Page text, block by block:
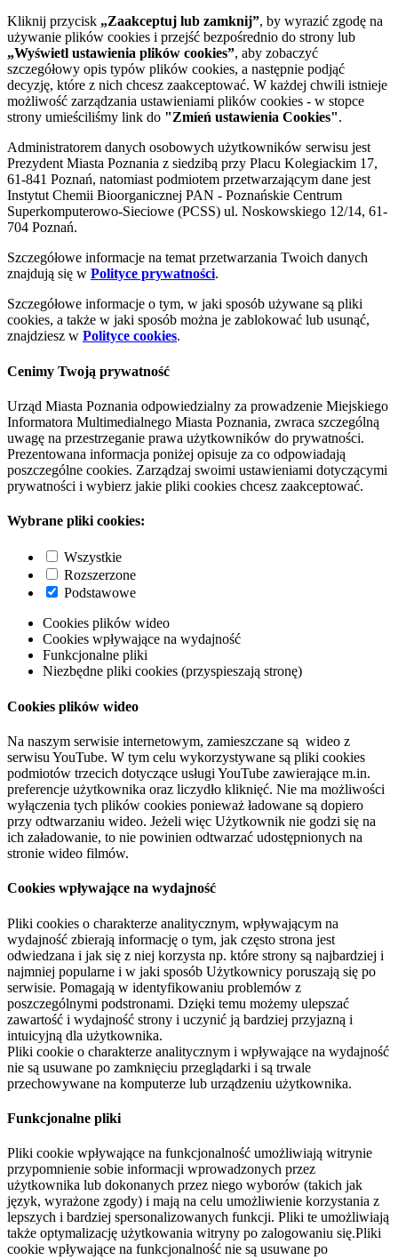
Kliknij przycisk „Zaakceptuj lub zamknij”, by wyrazić zgodę na
używanie plików cookies i przejść bezpośrednio do strony lub
„Wyświetl ustawienia plików cookies”, aby zobaczyć
szczegółowy opis typów plików cookies, a następnie podjąć
decyzję, które z nich chcesz zaakceptować. W każdej chwili istnieje
możliwość zarządzania ustawieniami plików cookies - w stopce
strony umieściliśmy link do "Zmień ustawienia Cookies".
Administratorem danych osobowych użytkowników serwisu jest
Prezydent Miasta Poznania z siedzibą przy Placu Kolegiackim 17,
61-841 Poznań, natomiast podmiotem przetwarzającym dane jest
Instytut Chemii Bioorganicznej PAN - Poznańskie Centrum
Superkomputerowo-Sieciowe (PCSS) ul. Noskowskiego 12/14, 61-
704 Poznań.
Szczegółowe informacje na temat przetwarzania Twoich danych
znajdują się w Polityce prywatności.
Szczegółowe informacje o tym, w jaki sposób używane są pliki
cookies, a także w jaki sposób można je zablokować lub usunąć,
znajdziesz w Polityce cookies.
Cenimy Twoją prywatność
Urząd Miasta Poznania odpowiedzialny za prowadzenie Miejskiego
Informatora Multimedialnego Miasta Poznania, zwraca szczególną
uwagę na przestrzeganie prawa użytkowników do prywatności.
Prezentowana informacja poniżej opisuje za co odpowiadają
poszczególne cookies. Zarządzaj swoimi ustawieniami dotyczącymi
prywatności i wybierz jakie pliki cookies chcesz zaakceptować.
Wybrane pliki cookies:
Wszystkie
Rozszerzone
Podstawowe
Cookies plików wideo
Cookies wpływające na wydajność
Funkcjonalne pliki
Niezbędne pliki cookies (przyspieszają stronę)
Cookies plików wideo
Na naszym serwisie internetowym, zamieszczane są wideo z
serwisu YouTube. W tym celu wykorzystywane są pliki cookies
podmiotów trzecich dotyczące usługi YouTube zawierające m.in.
preferencje użytkownika oraz liczydło kliknięć. Nie ma możliwości
wyłączenia tych plików cookies ponieważ ładowane są dopiero
przy odtwarzaniu wideo. Jeżeli więc Użytkownik nie godzi się na
ich załadowanie, to nie powinien odtwarzać udostępnionych na
stronie wideo filmów.
Cookies wpływające na wydajność
Pliki cookies o charakterze analitycznym, wpływającym na
wydajność zbierają informację o tym, jak często strona jest
odwiedzana i jak się z niej korzysta np. które strony są najbardziej i
najmniej popularne i w jaki sposób Użytkownicy poruszają się po
serwisie. Pomagają w identyfikowaniu problemów z
poszczególnymi podstronami. Dzięki temu możemy ulepszać
zawartość i wydajność strony i uczynić ją bardziej przyjazną i
intuicyjną dla użytkownika.
Pliki cookie o charakterze analitycznym i wpływające na wydajność
nie są usuwane po zamknięciu przeglądarki i są trwale
przechowywane na komputerze lub urządzeniu użytkownika.
Funkcjonalne pliki
Pliki cookie wpływające na funkcjonalność umożliwiają witrynie
przypomnienie sobie informacji wprowadzonych przez
użytkownika lub dokonanych przez niego wyborów (takich jak
język, wyrażone zgody) i mają na celu umożliwienie korzystania z
lepszych i bardziej spersonalizowanych funkcji. Pliki te umożliwiają
także optymalizację użytkowania witryny po zalogowaniu się.Pliki
cookie wpływające na funkcjonalność nie są usuwane po